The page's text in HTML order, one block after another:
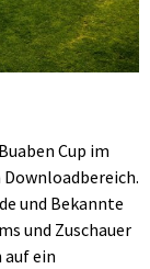
Cup im
und Bekannte
und Zuschauer
auf ein